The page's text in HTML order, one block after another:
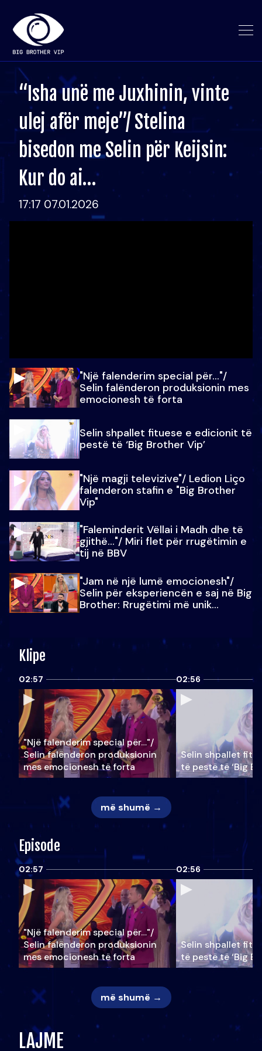
“Isha unë me Juxhinin, vinte
ulej afër meje”/ Stelina
bisedon me Selin për Keijsin:
Kur do ai…
17:17 07.01.2026
"Një falenderim special për…"/
Selin falënderon produksionin mes
emocionesh të forta
Selin shpallet fituese e edicionit të
pestë të ‘Big Brother Vip’
"Një magji televizive"/ Ledion Liço
falenderon stafin e "Big Brother
Vip"
"Faleminderit Vëllai i Madh dhe të
gjithë…"/ Miri flet për rrugëtimin e
tij në BBV
"Jam në një lumë emocionesh"/
Selin për eksperiencën e saj në Big
Brother: Rrugëtimi më unik…
Klipe
02:57
"Një falenderim special për…"/
Selin falënderon produksionin
mes emocionesh të forta
02:56
Selin shpallet
të pestë të ‘Big
më shumë →
Episode
02:57
"Një falenderim special për…"/
Selin falënderon produksionin
mes emocionesh të forta
02:56
Selin shpallet
të pestë të ‘Big
më shumë →
LAJME